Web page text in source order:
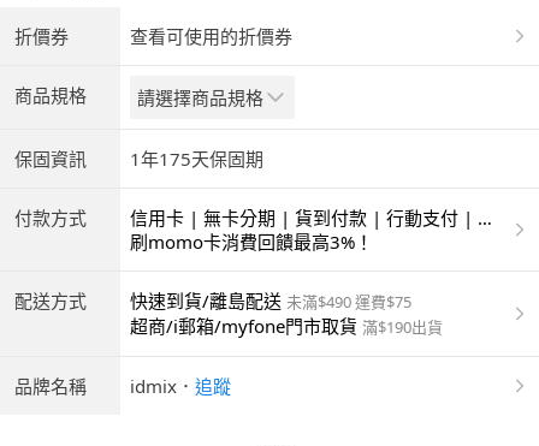
折價券 查看可使用的折價券
商品規格 請選擇商品規格
保固資訊 1年175天保固期
付款方式
信用卡 | 無卡分期 | 貨到付款 | 行動支付 | 超
商付款 | ATM | 銀聯卡
刷momo卡消費回饋最高3%！
配送方式 快速到貨/離島配送 未滿$490 運費$75
超商/i郵箱/myfone門市取貨 滿$190出貨
品牌名稱 idmix ． 追蹤